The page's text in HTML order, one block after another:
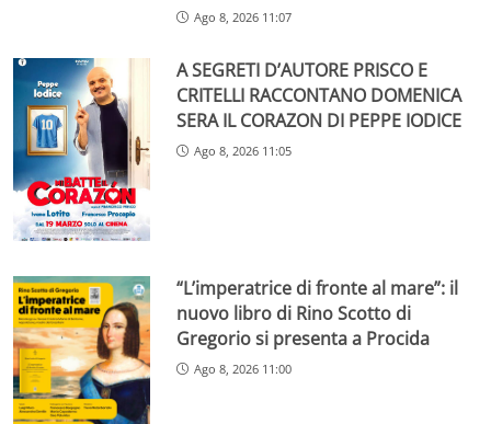
Ago 8, 2026 11:07
A SEGRETI D’AUTORE PRISCO E
CRITELLI RACCONTANO DOMENICA
SERA IL CORAZON DI PEPPE IODICE
Ago 8, 2026 11:05
“L’imperatrice di fronte al mare”: il
nuovo libro di Rino Scotto di
Gregorio si presenta a Procida
Ago 8, 2026 11:00